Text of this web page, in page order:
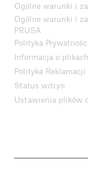
Ogólne warunki i
Ogólne warunki i
PRUSA
Polityka
Informacja o
Polityka Reklamacji
Status witryn
Ustawienia plików